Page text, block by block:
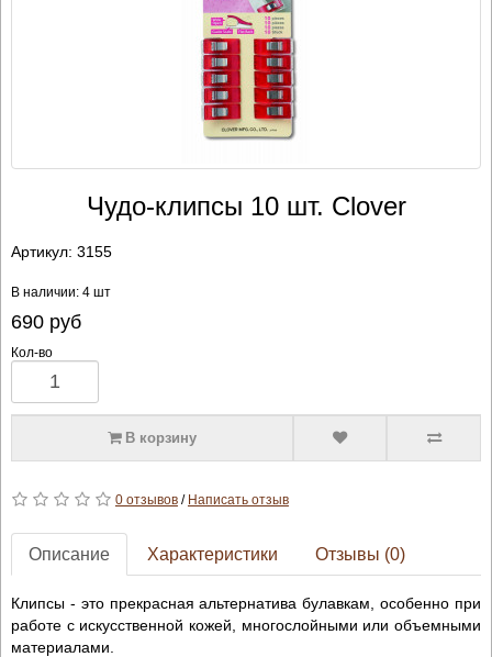
Чудо-клипсы 10 шт. Clover
Артикул: 3155
В наличии: 4 шт
690руб
Кол-во
В корзину
0 отзывов/ Написать отзыв
Описание Характеристики Отзывы (0)
Клипсы - это прекрасная альтернатива булавкам, особенно при
работе с искусственной кожей, многослойными или объемными
материалами.